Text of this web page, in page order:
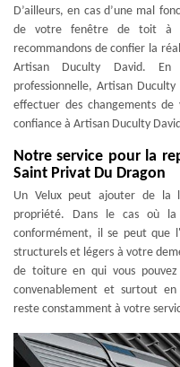
D’ailleurs, en cas d’une mal
de votre fenêtre de toit à
recommandons de confier la
Artisan Duculty David.
professionnelle, Artisan
effectuer des changements
confiance à Artisan Duculty
Notre service pour la
Saint Privat Du Dragon
Un Velux peut ajouter de la
propriété. Dans le cas où
conformément, il se peut que
structurels et légers à votre
de toiture en qui vous
convenablement et surtout
reste constamment à votre